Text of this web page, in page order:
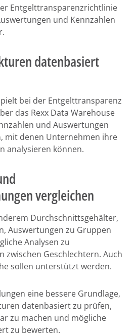
Entgelttransparenzrichtlinie
und Kennzahlen
datenbasiert
bei der Entgelttransparenz
das Rexx Data Warehouse
und Auswertungen
mit denen Unternehmen ihre
analysieren können.
vergleichen
Durchschnittsgehälter,
Auswertungen zu Gruppen
Analysen zu
zwischen Geschlechtern. Auch
sollen unterstützt werden.
eine bessere Grundlage,
datenbasiert zu prüfen,
zu machen und mögliche
zu bewerten.